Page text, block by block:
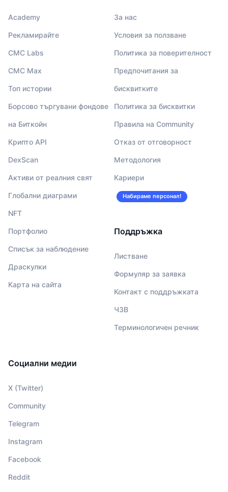
Academy
Рекламирайте
CMC Labs
CMC Max
Топ истории
Борсово търгувани фондове
на Биткойн
Крипто API
DexScan
Активи от реалния свят
Глобални диаграми
NFT
Портфолио
Списък за наблюдение
Драскулки
Карта на сайта
За нас
Условия за ползване
Политика за поверителност
Предпочитания за
бисквитките
Политика за бисквитки
Правила на Community
Отказ от отговорност
Методология
Кариери
Набираме персонал!
Поддръжка
Листване
Формуляр за заявка
Контакт с поддръжката
ЧЗВ
Терминологичен речник
Социални медии
X (Twitter)
Community
Telegram
Instagram
Facebook
Reddit